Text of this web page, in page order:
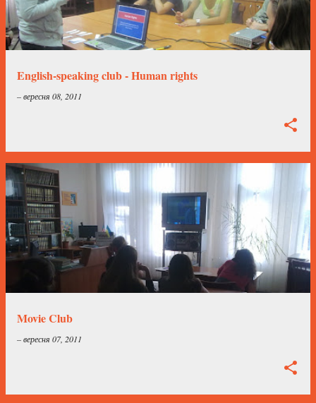
English-speaking club - Human rights
–вересня 08, 2011
Movie Club
–вересня 07, 2011